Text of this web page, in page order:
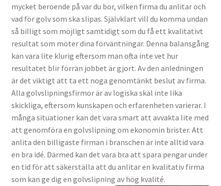
mycket beroende på var du bor, vilken firma du anlitar och
vad för golv som ska slipas. Självklart vill du komma undan
så billigt som möjligt samtidigt som du få ett kvalitativt
resultat som möter dina förväntningar. Denna balansgång
kan vara lite klurig eftersom man ofta inte vet hur
resultatet blir förrän jobbet är gjort. Av den anledningen
är det viktigt att ta ett noga genomtänkt beslut av firma.
Alla golvslipningsfirmor är av logiska skäl inte lika
skickliga, eftersom kunskapen och erfarenheten varierar. I
många situationer kan det vara smart att avvakta lite med
att genomföra en golvslipning om ekonomin brister. Att
anlita den billigaste firman i branschen är inte alltid vara
en bra idé. Därmed kan det vara bra att spara pengar under
en tid för att säkerställa att du anlitar en kvalitativ firma
som kan ge dig en golvslipning av hög kvalité.